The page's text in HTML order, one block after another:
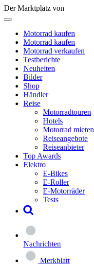
Der Marktplatz von
Motorrad kaufen
Motorrad kaufen
Motorrad verkaufen
Testberichte
Neuheiten
Bilder
Shop
Händler
Reise
Motorradtouren
Hotels
Motorrad mieten
Reiseangebote
Reiseanbieter
Top Awards
Elektro
E-Bikes
E-Roller
E-Motorräder
Tests
Nachrichten
Merkblatt